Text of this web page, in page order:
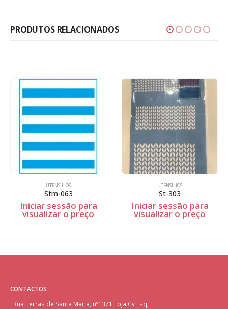
PRODUTOS RELACIONADOS
UTENSÍLIOS
Stm-063
Iniciar sessão para
visualizar o preço
UTENSÍLIOS
St-303
Iniciar sessão para
visualizar o preço
CONTACTOS
Rua Terras de Santa Maria, nº1371 Loja Cv Esq,